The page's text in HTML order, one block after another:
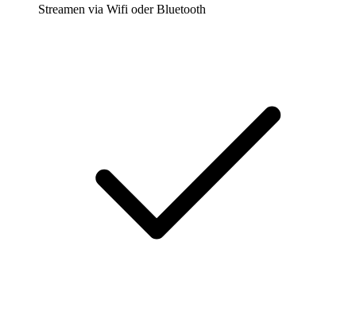
Streamen via Wifi oder Bluetooth